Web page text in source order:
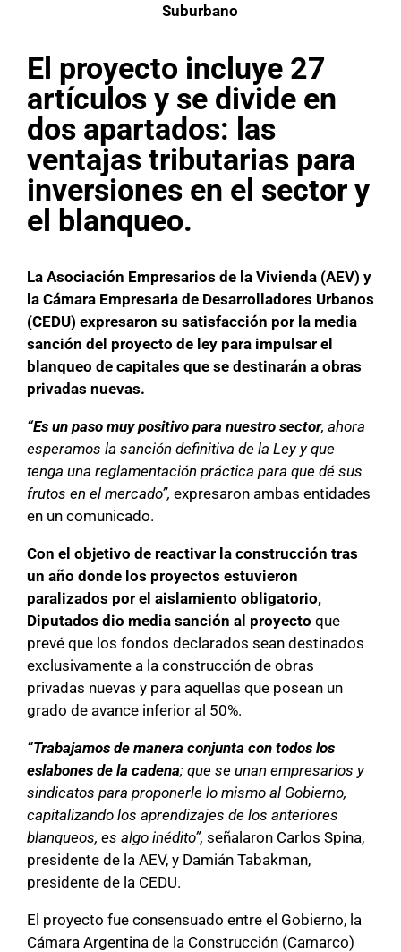
Suburbano
El proyecto incluye 27
artículos y se divide en
dos apartados: las
ventajas tributarias para
inversiones en el sector y
el blanqueo.
La Asociación Empresarios de la Vivienda (AEV) y
la Cámara Empresaria de Desarrolladores Urbanos
(CEDU) expresaron su satisfacción por la media
sanción del proyecto de ley para impulsar el
blanqueo de capitales que se destinarán a obras
privadas nuevas.
“Es un paso muy positivo para nuestro sector, ahora
esperamos la sanción definitiva de la Ley y que
tenga una reglamentación práctica para que dé sus
frutos en el mercado”, expresaron ambas entidades
en un comunicado.
Con el objetivo de reactivar la construcción tras
un año donde los proyectos estuvieron
paralizados por el aislamiento obligatorio,
Diputados dio media sanción al proyecto que
prevé que los fondos declarados sean destinados
exclusivamente a la construcción de obras
privadas nuevas y para aquellas que posean un
grado de avance inferior al 50%.
“Trabajamos de manera conjunta con todos los
eslabones de la cadena; que se unan empresarios y
sindicatos para proponerle lo mismo al Gobierno,
capitalizando los aprendizajes de los anteriores
blanqueos, es algo inédito”, señalaron Carlos Spina,
presidente de la AEV, y Damián Tabakman,
presidente de la CEDU.
El proyecto fue consensuado entre el Gobierno, la
Cámara Argentina de la Construcción (Camarco)